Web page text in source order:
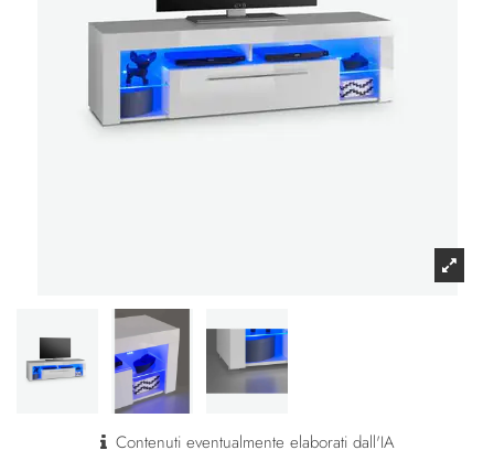
Contenuti eventualmente elaborati dall'IA